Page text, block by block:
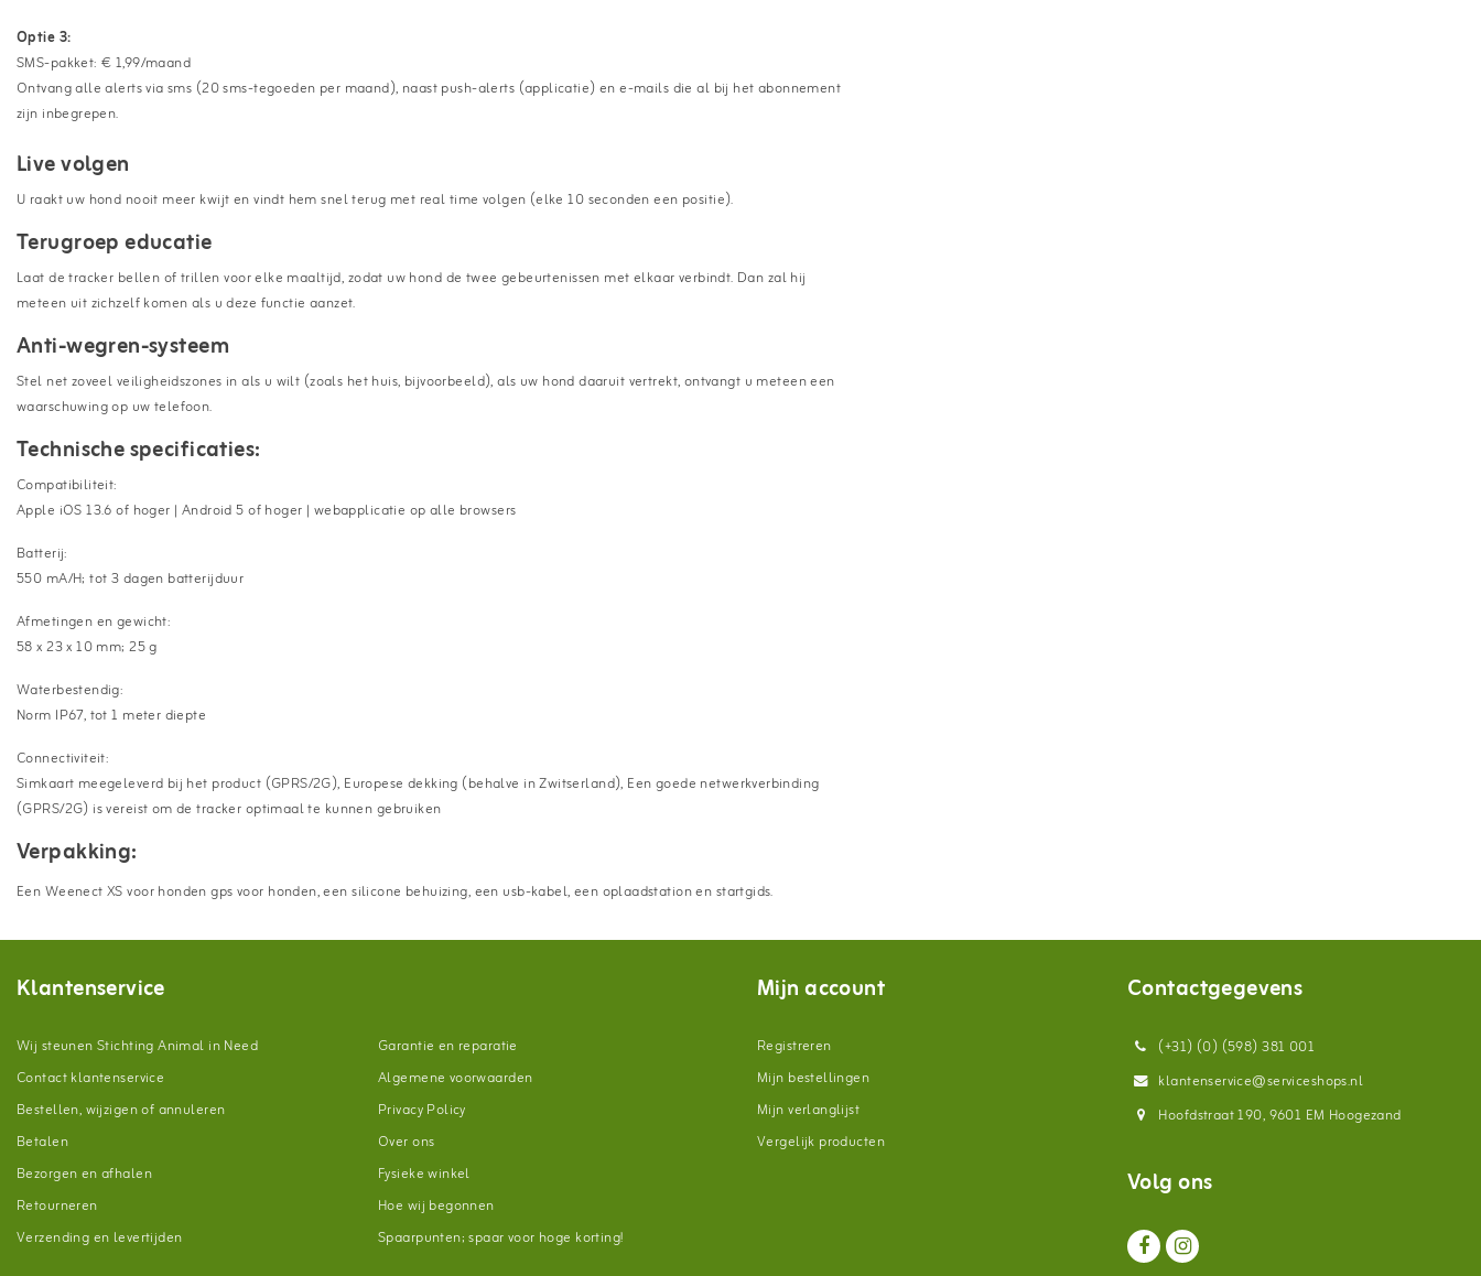
Optie 3:
SMS-pakket: € 1,99/maand
Ontvang alle alerts via sms (20 sms-tegoeden per maand), naast push-alerts (applicatie) en e-mails die al bij het abonnement
zijn inbegrepen.
Live volgen
U raakt uw hond nooit meer kwijt en vindt hem snel terug met real time volgen (elke 10 seconden een positie).
Terugroep educatie
Laat de tracker bellen of trillen voor elke maaltijd, zodat uw hond de twee gebeurtenissen met elkaar verbindt. Dan zal hij
meteen uit zichzelf komen als u deze functie aanzet.
Anti-wegren-systeem
Stel net zoveel veiligheidszones in als u wilt (zoals het huis, bijvoorbeeld), als uw hond daaruit vertrekt, ontvangt u meteen een
waarschuwing op uw telefoon.
Technische specificaties:
Compatibiliteit:
Apple iOS 13.6 of hoger | Android 5 of hoger | webapplicatie op alle browsers
Batterij:
550 mA/H; tot 3 dagen batterijduur
Afmetingen en gewicht:
58 x 23 x 10 mm; 25 g
Waterbestendig:
Norm IP67, tot 1 meter diepte
Connectiviteit:
Simkaart meegeleverd bij het product (GPRS/2G), Europese dekking (behalve in Zwitserland), Een goede netwerkverbinding
(GPRS/2G) is vereist om de tracker optimaal te kunnen gebruiken
Verpakking:
Een Weenect XS voor honden gps voor honden, een silicone behuizing, een usb-kabel, een oplaadstation en startgids.
Klantenservice
Wij steunen Stichting Animal in Need
Contact klantenservice
Bestellen, wijzigen of annuleren
Betalen
Bezorgen en afhalen
Retourneren
Verzending en levertijden
Garantie en reparatie
Algemene voorwaarden
Privacy Policy
Over ons
Fysieke winkel
Hoe wij begonnen
Spaarpunten; spaar voor hoge korting!
Mijn account
Registreren
Mijn bestellingen
Mijn verlanglijst
Vergelijk producten
Contactgegevens
(+31) (0) (598) 381 001
klantenservice@serviceshops.nl
Hoofdstraat 190, 9601 EM Hoogezand
Volg ons